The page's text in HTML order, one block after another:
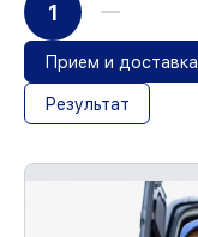
1
Прием и доставка
Результат